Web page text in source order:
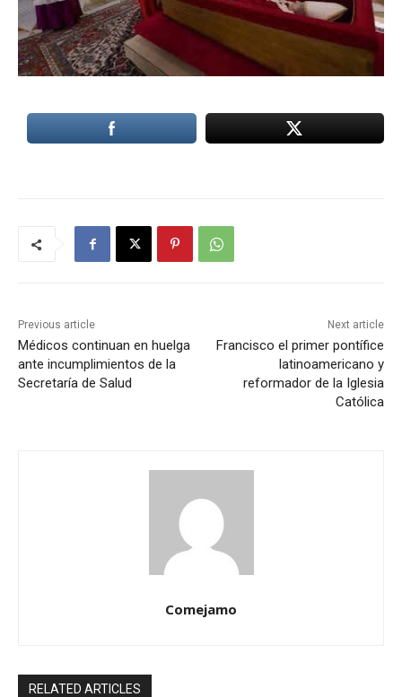
Previous article
Médicos continuan en huelga
ante incumplimientos de la
Secretaría de Salud
Next article
Francisco el primer pontífice
latinoamericano y
reformador de la Iglesia
Católica
Comejamo
RELATED ARTICLES